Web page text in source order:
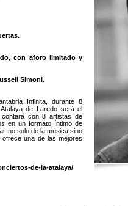
con aforo limitado y
Simoni.
Infinita, durante 8
de Laredo será el
con 8 artistas de
en un formato íntimo de
no solo de la música sino
ofrece una de las mejores
de-la-atalaya/